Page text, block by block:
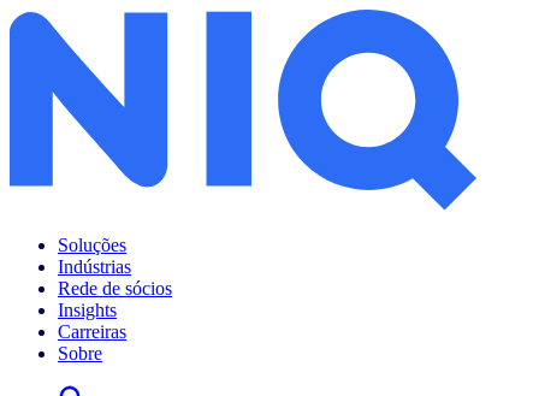
Soluções
Indústrias
Rede de sócios
Insights
Carreiras
Sobre